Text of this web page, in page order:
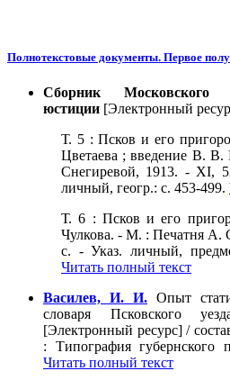
Полнотекстовые документы. Первое
Сборник Московского
юстиции [Электронный
Т. 5 : Псков и его
Цветаева ; введение В.
Снегиревой, 1913. - XI,
личный, геогр.: с. 453-499.
Т. 6 : Псков и его
Чулкова. - М. : Печатня А.
с. - Указ. личный,
Читать полный текст
Василев, И. И. Опыт
словаря Псковского
[Электронный ресурс] /
: Типография губернского
Читать полный текст